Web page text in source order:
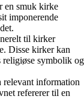
en smuk kirke
imponerende
til kirker
Disse kirker kan
religiøse symbolik og
relevant information
refererer til en